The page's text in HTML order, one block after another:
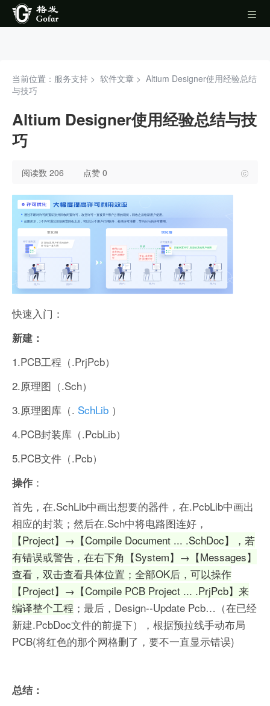
当前位置：服务支持 > 软件文章 > Altium Designer使用经验总结
与技巧
Altium Designer使用经验总结与技
巧
阅读数 206 点赞 0
快速入门：
新建：
1.PCB工程（.PrjPcb）
2.原理图（.Sch）
3.原理图库（. SchLib ）
4.PCB封装库（.PcbLib）
5.PCB文件（.Pcb）
操作 ：
首先，在.SchLib中画出想要的器件，在.PcbLib中画出
相应的封装；然后在.Sch中将电路图连好，
【Project】→【Compile Document ... .SchDoc】，若
有错误或警告，在右下角【System】→【Messages】
查看，双击查看具体位置；全部OK后，可以操作
【Project】→【Compile PCB Project ... .PrjPcb】来
编译整个工程 ；最后，Design--Update Pcb…（在已经
新建.PcbDoc文件的前提下），根据预拉线手动布局
PCB(将红色的那个网格删了，要不一直显示错误)
总结：